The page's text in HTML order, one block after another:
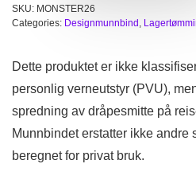
SKU: MONSTER26
Categories: Designmunnbind ,
Dette produktet er ikke
personlig verneutstyr (PVU),
spredning av dråpesmitte på
Munnbindet erstatter ikke andre
beregnet for privat bruk.